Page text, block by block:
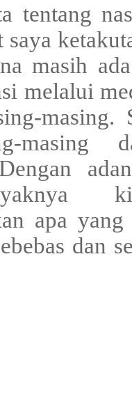
tentang
saya
masih
melalui
masing
apa
dan